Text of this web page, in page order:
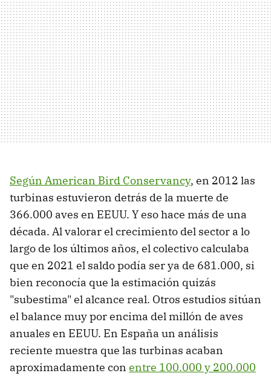
Según American Bird Conservancy, en 2012 las
turbinas estuvieron detrás de la muerte de
366.000 aves en EEUU. Y eso hace más de una
década. Al valorar el crecimiento del sector a lo
largo de los últimos años, el colectivo calculaba
que en 2021 el saldo podía ser ya de 681.000, si
bien reconocía que la estimación quizás
"subestima" el alcance real. Otros estudios sitúan
el balance muy por encima del millón de aves
anuales en EEUU. En España un análisis
reciente muestra que las turbinas acaban
aproximadamente con entre 100.000 y 200.000